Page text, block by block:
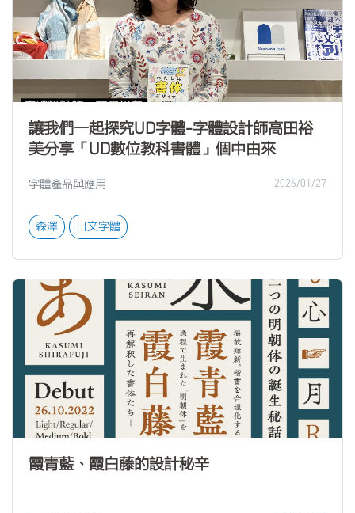
讓我們一起探究UD字體-字體設計師高田裕
美分享「UD數位教科書體」個中由來
字體產品與應用 2026/01/27
森澤 日文字體
霞青藍、霞白藤的設計秘辛